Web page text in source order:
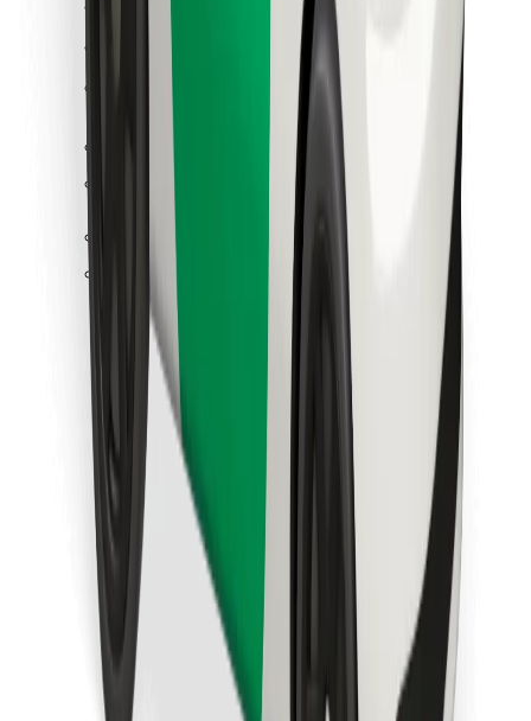
Kom iväg med Bolt på några minuter!
Ladda ner Bolt-appen
Ladda ner Bolt Food-appen